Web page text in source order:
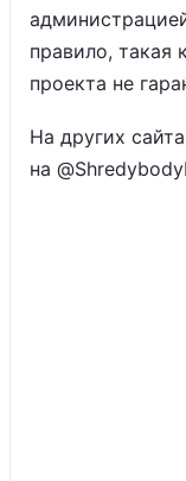
правило, такая
проекта не
На других
на